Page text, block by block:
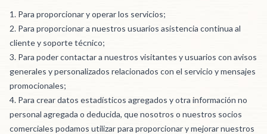
Para proporcionar y operar los servicios;
Para proporcionar a nuestros usuarios asistencia continua al
cliente y soporte técnico;
Para poder contactar a nuestros visitantes y usuarios con avisos
generales y personalizados relacionados con el servicio y mensajes
promocionales;
Para crear datos estadísticos agregados y otra información no
personal agregada o deducida, que nosotros o nuestros socios
comerciales podamos utilizar para proporcionar y mejorar nuestros